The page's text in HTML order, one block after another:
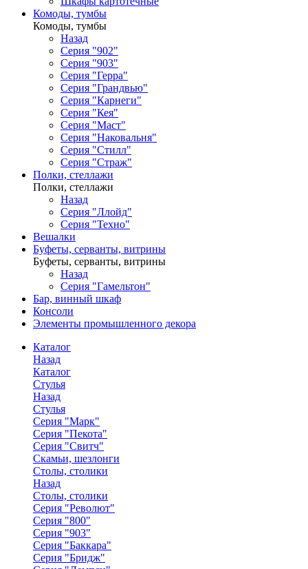
Комоды, тумбы
Комоды, тумбы
Назад
Серия "902"
Серия "903"
Серия "Герра"
Серия "Грандвью"
Серия "Карнеги"
Серия "Кея"
Серия "Маст"
Серия "Наковальня"
Серия "Стилл"
Серия "Страж"
Полки, стеллажи
Полки, стеллажи
Назад
Серия "Ллойд"
Серия "Техно"
Вешалки
Буфеты, серванты, витрины
Буфеты, серванты, витрины
Назад
Серия "Гамельтон"
Бар, винный шкаф
Консоли
Элементы промышленного декора
Каталог
Назад
Каталог
Стулья
Назад
Стулья
Серия "Марк"
Серия "Пекота"
Серия "Свитч"
Скамьи, шезлонги
Столы, столики
Назад
Столы, столики
Серия "Револют"
Серия "800"
Серия "903"
Серия "Баккара"
Серия "Бридж"